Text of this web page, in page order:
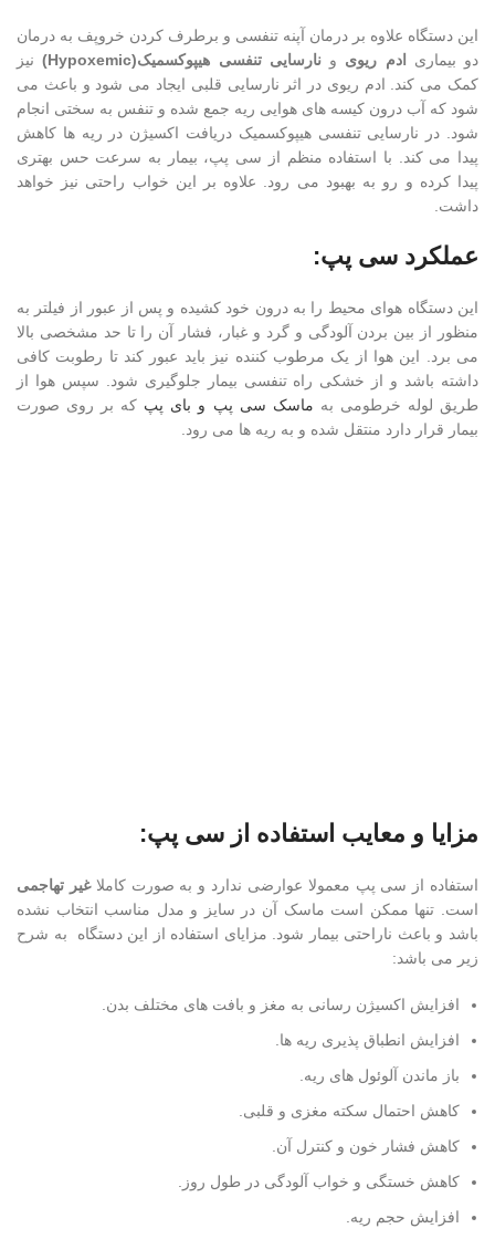
این دستگاه علاوه بر درمان آپنه تنفسی و برطرف کردن خروپف به درمان
دو بیماری
ادم ریوی ونارسایی تنفسی هیپوکسمیک(Hypoxemic)
نیز
کمک می کند. ادم ریوی در اثر نارسایی قلبی ایجاد می شود و باعث می
شود که آب درون کیسه های هوایی ریه جمع شده و تنفس به سختی انجام
شود. در نارسایی تنفسی هیپوکسمیک دریافت اکسیژن در ریه ها کاهش
پیدا می کند. با استفاده منظم از سی پپ، بیمار به سرعت حس بهتری
پیدا کرده و رو به بهبود می رود. علاوه بر این خواب راحتی نیز خواهد
داشت.
عملکرد سی پپ:
این دستگاه هوای محیط را به درون خود کشیده و پس از عبور از فیلتر به
منظور از بین بردن آلودگی و گرد و غبار، فشار آن را تا حد مشخصی بالا
می برد. این هوا از یک مرطوب کننده نیز باید عبور کند تا رطوبت کافی
داشته باشد و از خشکی راه تنفسی بیمار جلوگیری شود. سپس هوا از
طریق لوله خرطومی به ماسک سی پپ و بای پپ که بر روی صورت
بیمار قرار دارد منتقل شده و به ریه ها می رود.
مزایا و معایب استفاده از سی پپ:
استفاده از سی پپ معمولا عوارضی ندارد و به صورت کاملاغیر تهاجمی
است. تنها ممکن است ماسک آن در سایز و مدل مناسب انتخاب نشده
باشد و باعث ناراحتی بیمار شود. مزایای استفاده از این دستگاه به شرح
زیر می باشد:
افزایش اکسیژن رسانی به مغز و بافت های مختلف بدن.
افزایش انطباق پذیری ریه ها.
باز ماندن آلوئول های ریه.
کاهش احتمال سکته مغزی و قلبی.
کاهش فشار خون و کنترل آن.
کاهش خستگی و خواب آلودگی در طول روز.
افزایش حجم ریه.